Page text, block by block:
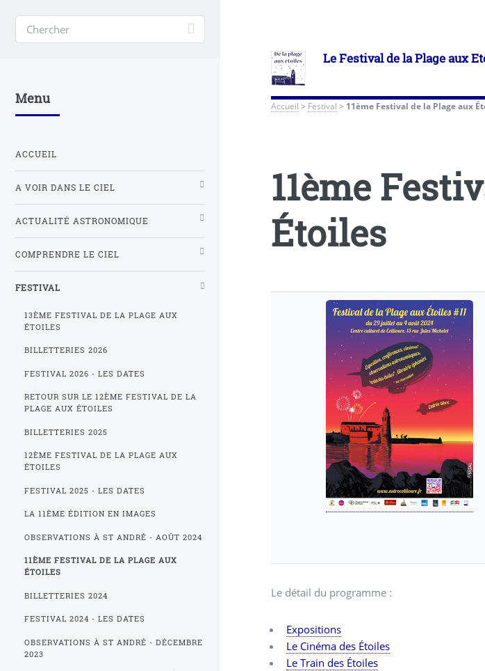
Le Festival de la Plage aux
Accueil > Festival > 11ème Festival de la Plage aux
11ème
Étoiles
Le détail du programme :
Expositions
Le Cinéma des Étoiles
Le Train des Étoiles
Menu
ACCUEIL
A VOIR DANS LE CIEL
ACTUALITÉ ASTRONOMIQUE
COMPRENDRE LE CIEL
FESTIVAL
13ÈME FESTIVAL DE LA PLAGE AUX
ÉTOILES
BILLETTERIES 2026
FESTIVAL 2026 - LES DATES
RETOUR SUR LE 12ÈME FESTIVAL DE LA
PLAGE AUX ÉTOILES
BILLETTERIES 2025
12ÈME FESTIVAL DE LA PLAGE AUX
ÉTOILES
FESTIVAL 2025 - LES DATES
LA 11ÈME ÉDITION EN IMAGES
OBSERVATIONS À ST ANDRÉ - AOÛT 2024
11ÈME FESTIVAL DE LA PLAGE AUX
ÉTOILES
BILLETTERIES 2024
FESTIVAL 2024 - LES DATES
OBSERVATIONS À ST ANDRÉ - DÉCEMBRE
2023